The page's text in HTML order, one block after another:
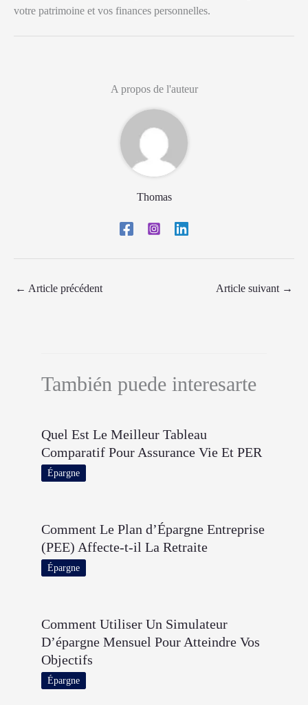
votre patrimoine et vos finances personnelles.
A propos de l'auteur
Thomas
← Article précédent Article suivant →
También puede interesarte
Quel Est Le Meilleur Tableau
Comparatif Pour Assurance Vie Et PER
Épargne
Comment Le Plan d’Épargne Entreprise
(PEE) Affecte-t-il La Retraite
Épargne
Comment Utiliser Un Simulateur
D’épargne Mensuel Pour Atteindre Vos
Objectifs
Épargne